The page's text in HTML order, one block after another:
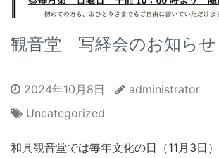
観音堂 写経会のお知らせ
2024年10月8日
administrator
Uncategorized
和具観音堂では毎年文化の日（11月3日